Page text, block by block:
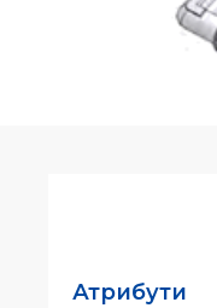
Атрибути